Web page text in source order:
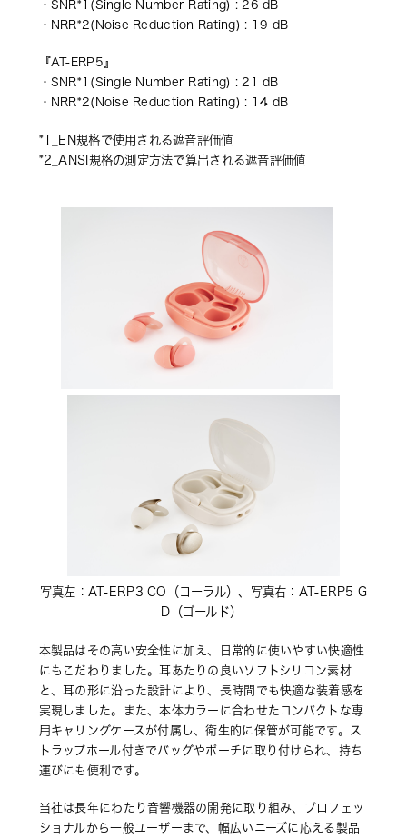
・SNR*1(Single Number Rating) : 26 dB
・NRR*2(Noise Reduction Rating) : 19 dB
『AT-ERP5』
・SNR*1(Single Number Rating) : 21 dB
・NRR*2(Noise Reduction Rating) : 14 dB
*1_EN規格で使用される遮音評価値
*2_ANSI規格の測定方法で算出される遮音評価値
写真左：AT-ERP3 CO（コーラル）、写真右：AT-ERP5 G
D（ゴールド）
本製品はその高い安全性に加え、日常的に使いやすい快適性
にもこだわりました。耳あたりの良いソフトシリコン素材
と、耳の形に沿った設計により、長時間でも快適な装着感を
実現しました。また、本体カラーに合わせたコンパクトな専
用キャリングケースが付属し、衛生的に保管が可能です。ス
トラップホール付きでバッグやポーチに取り付けられ、持ち
運びにも便利です。
当社は長年にわたり音響機器の開発に取り組み、プロフェッ
ショナルから一般ユーザーまで、幅広いニーズに応える製品